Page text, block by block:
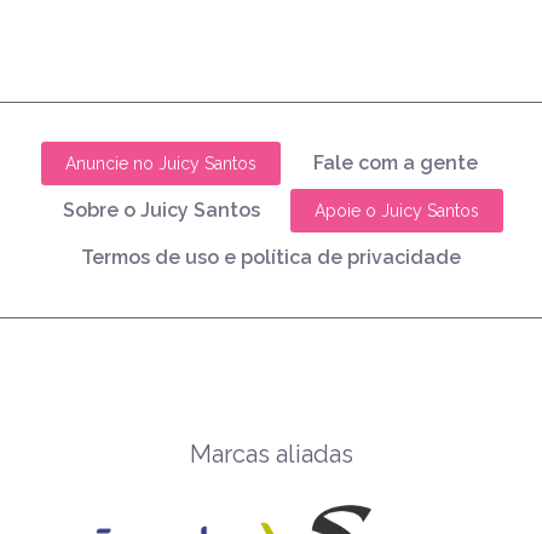
Anuncie no Juicy Santos Fale com a gente
Sobre o Juicy Santos Apoie o Juicy Santos
Termos de uso e política de privacidade
Marcas aliadas